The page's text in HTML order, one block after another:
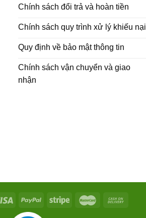
Chính sách đổi trả và hoàn tiền
Chính sách quy trình xử lý khiếu nại
Quy định về bảo mật thông tin
Chính sách vận chuyển và giao
nhận